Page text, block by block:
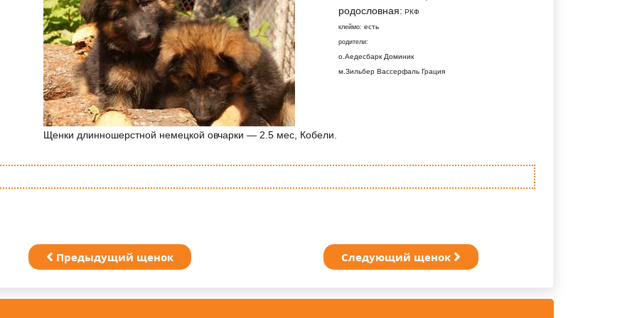
родословная: РКФ
клеймо: есть
родители:
о.Аедесбарк Доминик
м.Зильбер Вассерфаль Грация
Щенки длинношерстной немецкой овчарки — 2.5 мес, Кобели.
Предыдущий щенок Следующий щенок